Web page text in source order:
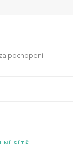
pochopení.